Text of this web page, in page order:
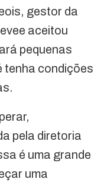
gestor da
aceitou
pequenas
tenha condições
pela diretoria
é uma grande
uma